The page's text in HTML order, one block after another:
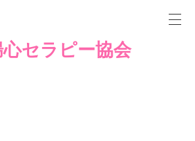
心セラピー協会